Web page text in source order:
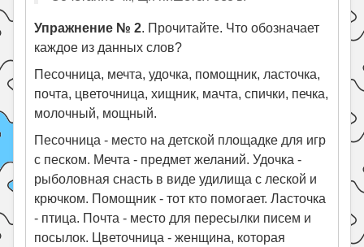
Упражнение № 2. Прочитайте. Что обозначает
каждое из данных слов?
Песочница, мечта, удочка, помощник, ласточка,
почта, цветочница, хищник, мачта, спички, печка,
молочный, мощный.
Песочница - место на детской площадке для игр
с песком. Мечта - предмет желаний. Удочка -
рыболовная снасть в виде удилища с леской и
крючком. Помощник - тот кто помогает. Ласточка
- птица. Почта - место для пересылки писем и
посылок. Цветочница - женщина, которая